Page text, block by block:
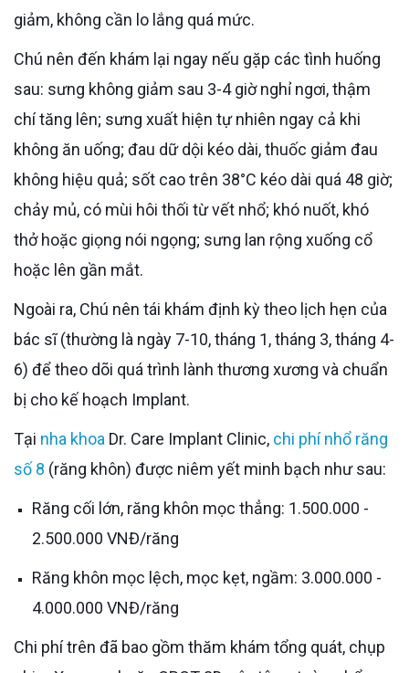
giảm, không cần lo lắng quá mức.
Chú nên đến khám lại ngay nếu gặp các tình huống
sau: sưng không giảm sau 3-4 giờ nghỉ ngơi, thậm
chí tăng lên; sưng xuất hiện tự nhiên ngay cả khi
không ăn uống; đau dữ dội kéo dài, thuốc giảm đau
không hiệu quả; sốt cao trên 38°C kéo dài quá 48 giờ;
chảy mủ, có mùi hôi thối từ vết nhổ; khó nuốt, khó
thở hoặc giọng nói ngọng; sưng lan rộng xuống cổ
hoặc lên gần mắt.
Ngoài ra, Chú nên tái khám định kỳ theo lịch hẹn của
bác sĩ (thường là ngày 7-10, tháng 1, tháng 3, tháng 4-
6) để theo dõi quá trình lành thương xương và chuẩn
bị cho kế hoạch Implant.
Tại nha khoa Dr. Care Implant Clinic, chi phí nhổ răng
số 8 (răng khôn) được niêm yết minh bạch như sau:
Răng cối lớn, răng khôn mọc thẳng: 1.500.000 -
2.500.000 VNĐ/răng
Răng khôn mọc lệch, mọc kẹt, ngầm: 3.000.000 -
4.000.000 VNĐ/răng
Chi phí trên đã bao gồm thăm khám tổng quát, chụp